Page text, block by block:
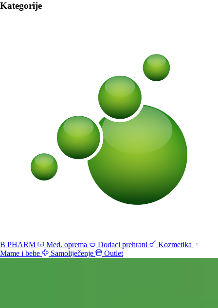
Kategorije
B PHARM Med. oprema Dodaci prehrani
Kozmetika
Mame i bebe
Samoliječenje Outlet